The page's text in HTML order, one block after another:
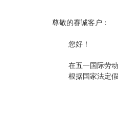
尊敬的赛诚客户：
您好！
在五一国际劳动
根据国家法定假